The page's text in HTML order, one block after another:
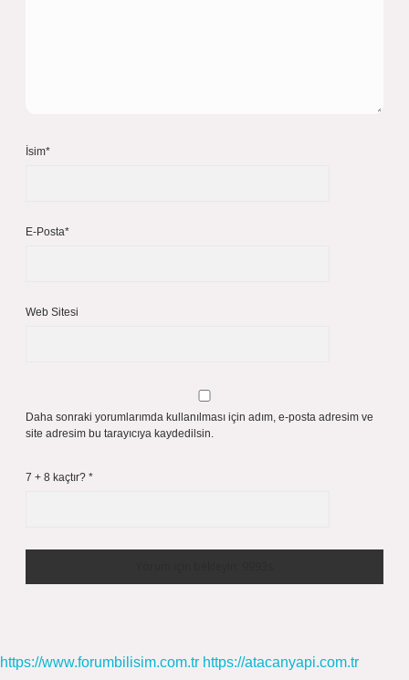
İsim*
E-Posta*
Web Sitesi
Daha sonraki yorumlarımda kullanılması için adım, e-posta adresim ve
site adresim bu tarayıcıya kaydedilsin.
7 + 8 kaçtır? *
https://www.forumbilisim.com.tr https://atacanyapi.com.tr